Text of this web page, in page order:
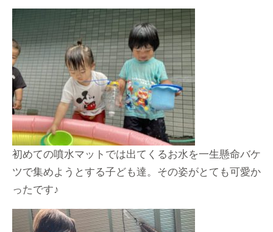
初めての噴水マットでは出てくるお水を一生懸命バケ
ツで集めようとする子ども達。その姿がとても可愛か
ったです♪